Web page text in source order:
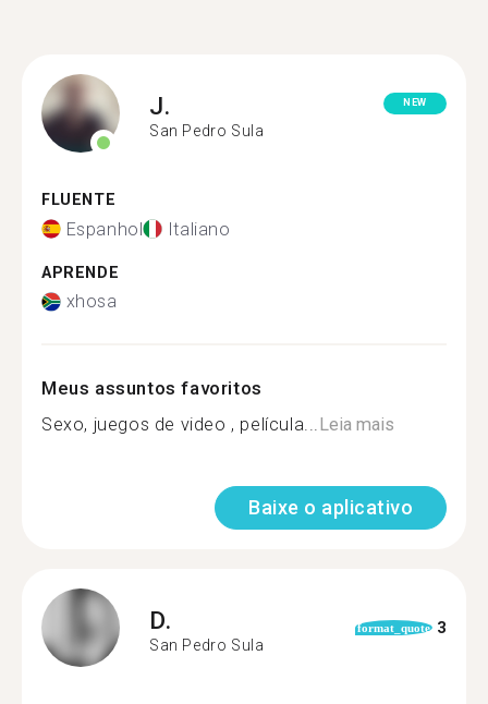
J.
San Pedro Sula
NEW
FLUENTE
Espanhol Italiano
APRENDE
xhosa
Meus assuntos favoritos
Sexo, juegos de video , película...Leia mais
Baixe o aplicativo
D.
San Pedro Sula
format_quote 3